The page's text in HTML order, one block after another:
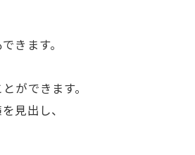
きます。
ができます。
見出し、